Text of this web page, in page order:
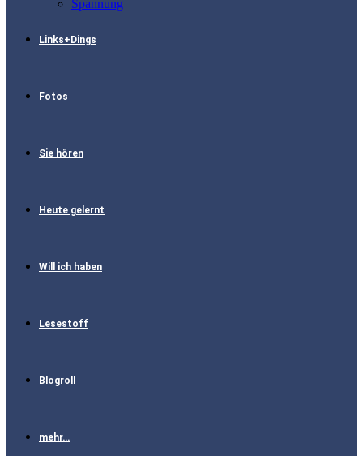
Spannung
Links+Dings
Fotos
Sie hören
Heute gelernt
Will ich haben
Lesestoff
Blogroll
mehr…